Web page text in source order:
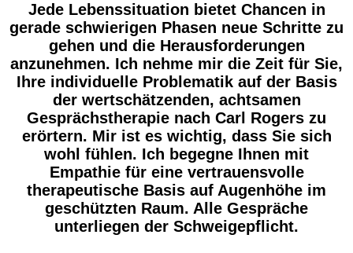
Jede Lebenssituation bietet Chancen in
gerade schwierigen Phasen neue Schritte zu
gehen und die Herausforderungen
anzunehmen. Ich nehme mir die Zeit für Sie,
Ihre individuelle Problematik auf der Basis
der wertschätzenden, achtsamen
Gesprächstherapie nach Carl Rogers zu
erörtern. Mir ist es wichtig, dass Sie sich
wohl fühlen. Ich begegne Ihnen mit
Empathie für eine vertrauensvolle
therapeutische Basis auf Augenhöhe im
geschützten Raum. Alle Gespräche
unterliegen der Schweigepflicht.